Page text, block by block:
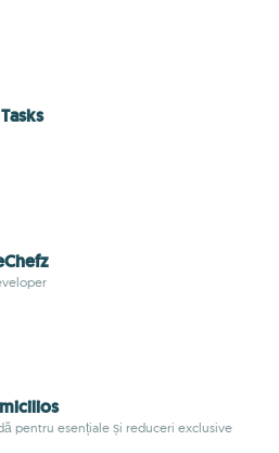
pentru esențiale și reduceri exclusive